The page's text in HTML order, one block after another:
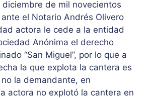
de mil novecientos
el Notario Andrés Olivero
actora le cede a la entidad
Anónima el derecho
“San Miguel”, por lo que a
la que explota la cantera es
la demandante, en
actora no explotó la cantera en